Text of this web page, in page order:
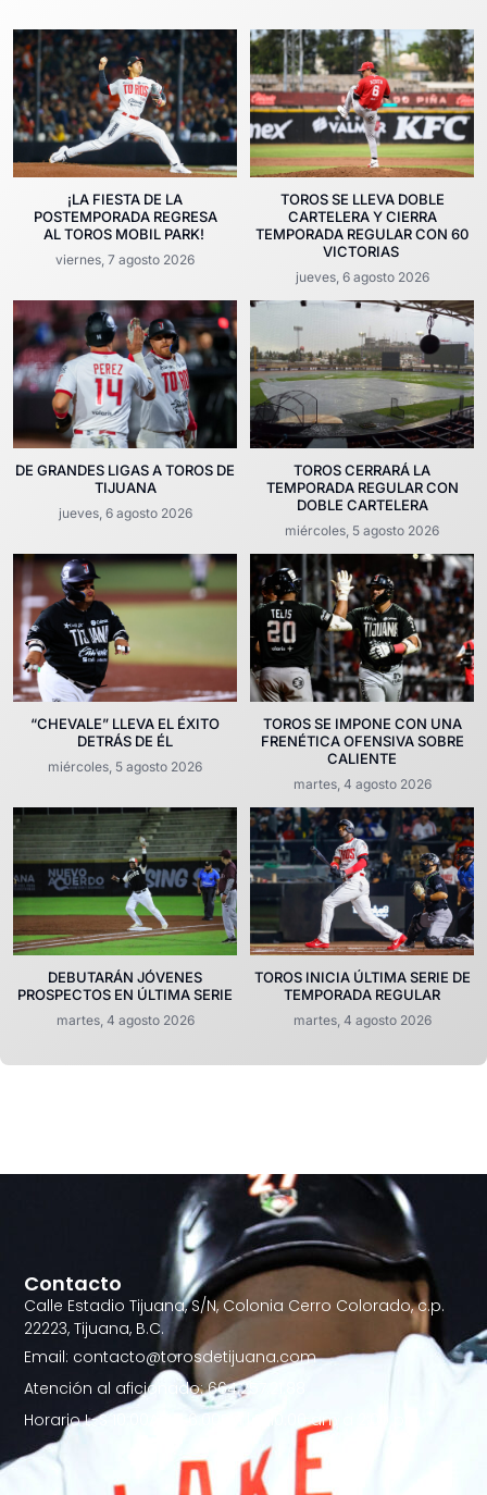
¡LA FIESTA DE LA
POSTEMPORADA REGRESA
AL TOROS MOBIL PARK!
viernes, 7 agosto 2026
TOROS SE LLEVA DOBLE
CARTELERA Y CIERRA
TEMPORADA REGULAR CON 60
VICTORIAS
jueves, 6 agosto 2026
DE GRANDES LIGAS A TOROS DE
TIJUANA
jueves, 6 agosto 2026
TOROS CERRARÁ LA
TEMPORADA REGULAR CON
DOBLE CARTELERA
miércoles, 5 agosto 2026
“CHEVALE” LLEVA EL ÉXITO
DETRÁS DE ÉL
miércoles, 5 agosto 2026
TOROS SE IMPONE CON UNA
FRENÉTICA OFENSIVA SOBRE
CALIENTE
martes, 4 agosto 2026
DEBUTARÁN JÓVENES
PROSPECTOS EN ÚLTIMA SERIE
martes, 4 agosto 2026
TOROS INICIA ÚLTIMA SERIE DE
TEMPORADA REGULAR
martes, 4 agosto 2026
Contacto
Calle Estadio Tijuana, S/N, Colonia Cerro Colorado, c.p.
22223, Tijuana, B.C.
Email: contacto@torosdetijuana.com
Atención al aficionado: 664.257.21.88
Horario L-S 10:00AM - 6:00PM | D 10:00 am a 2:00 pm